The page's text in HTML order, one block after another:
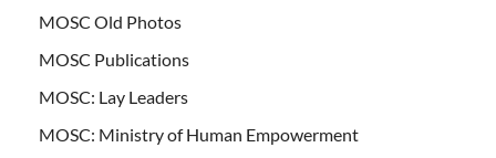
MOSC Old Photos
MOSC Publications
MOSC: Lay Leaders
MOSC: Ministry of Human Empowerment